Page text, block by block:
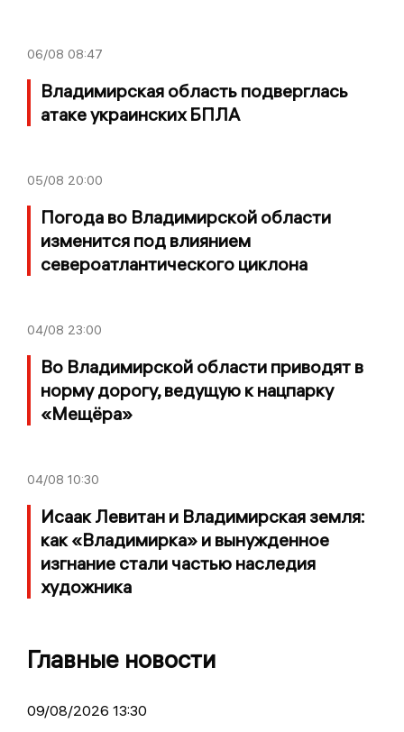
06/08 08:47
Владимирская область подверглась
атаке украинских БПЛА
05/08 20:00
Погода во Владимирской области
изменится под влиянием
североатлантического циклона
04/08 23:00
Во Владимирской области приводят в
норму дорогу, ведущую к нацпарку
«Мещёра»
04/08 10:30
Исаак Левитан и Владимирская земля:
как «Владимирка» и вынужденное
изгнание стали частью наследия
художника
Главные новости
09/08/2026 13:30